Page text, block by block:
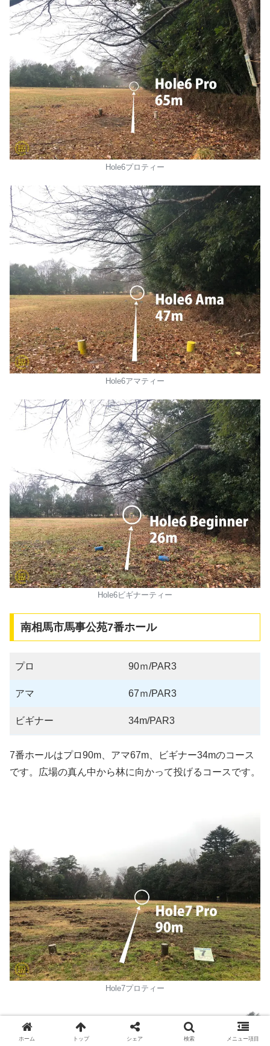
Hole6プロティー
Hole6アマティー
Hole6ビギナーティー
南相馬市馬事公苑7番ホール
プロ 90ｍ/PAR3
アマ 67ｍ/PAR3
ビギナー 34m/PAR3
7番ホールはプロ90m、アマ67m、ビギナー34mのコース
です。広場の真ん中から林に向かって投げるコースです。
Hole7プロティー
ホーム トップ シェア 検索 メニュー項目